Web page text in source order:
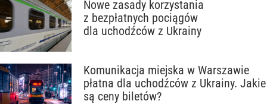
Nowe zasady korzystania
z bezpłatnych pociągów
dla uchodźców z Ukrainy
Komunikacja miejska w Warszawie
płatna dla uchodźców z Ukrainy. Jakie
są ceny biletów?